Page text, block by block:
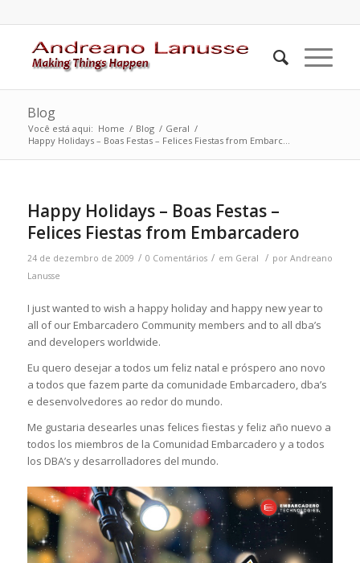
Blog
Você está aqui: Home / Blog / Geral /
Happy Holidays – Boas Festas – Felices Fiestas from Embarc...
Happy Holidays – Boas Festas –
Felices Fiestas from Embarcadero
24 de dezembro de 2009 / 0 Comentários / em Geral / por Andreano
Lanusse
I just wanted to wish a happy holiday and happy new year to
all of our Embarcadero Community members and to all dba’s
and developers worldwide.
Eu quero desejar a todos um feliz natal e próspero ano novo
a todos que fazem parte da comunidade Embarcadero, dba’s
e desenvolvedores ao redor do mundo.
Me gustaria desearles unas felices fiestas y feliz año nuevo a
todos los miembros de la Comunidad Embarcadero y a todos
los DBA’s y desarrolladores del mundo.